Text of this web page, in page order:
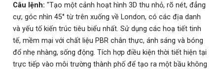
Câu lệnh: "Tạo một cảnh hoạt hình 3D thu nhỏ, rõ nét, đẳng
cự, góc nhìn 45° từ trên xuống về London, có các địa danh
và yếu tố kiến trúc tiêu biểu nhất. Sử dụng các hoạ tiết tinh
tế, mềm mại với chất liệu PBR chân thực, ánh sáng và bóng
đổ nhẹ nhàng, sống động. Tích hợp điều kiện thời tiết hiện tại
trực tiếp vào môi trường thành phố để tạo ra một bầu không